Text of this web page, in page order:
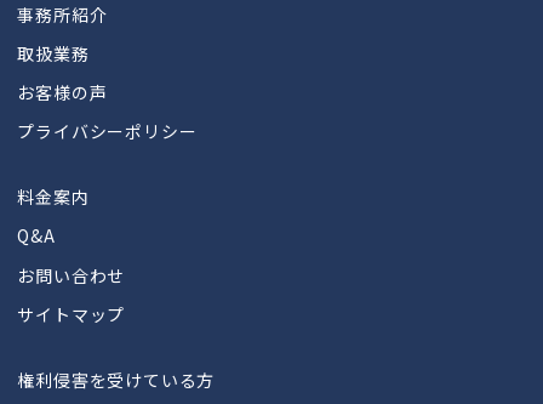
事務所紹介
取扱業務
お客様の声
プライバシーポリシー
料金案内
Q&A
お問い合わせ
サイトマップ
権利侵害を受けている方